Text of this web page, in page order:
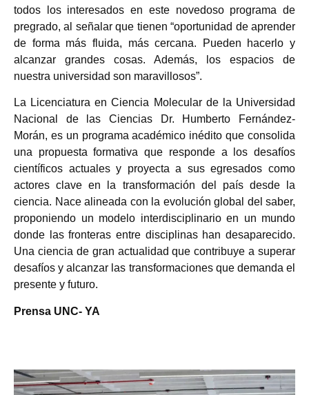
todos los interesados en este novedoso programa de
pregrado, al señalar que tienen “oportunidad de aprender
de forma más fluida, más cercana. Pueden hacerlo y
alcanzar grandes cosas. Además, los espacios de
nuestra universidad son maravillosos”.
La Licenciatura en Ciencia Molecular de la Universidad
Nacional de las Ciencias Dr. Humberto Fernández-
Morán, es un programa académico inédito que consolida
una propuesta formativa que responde a los desafíos
científicos actuales y proyecta a sus egresados como
actores clave en la transformación del país desde la
ciencia. Nace alineada con la evolución global del saber,
proponiendo un modelo interdisciplinario en un mundo
donde las fronteras entre disciplinas han desaparecido.
Una ciencia de gran actualidad que contribuye a superar
desafíos y alcanzar las transformaciones que demanda el
presente y futuro.
Prensa UNC- YA